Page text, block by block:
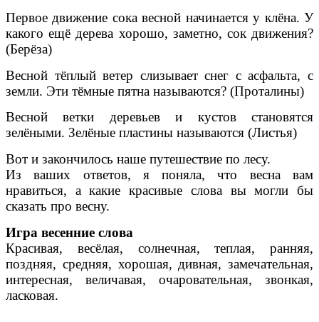
Первое движение сока весной начинается у клёна. У
какого ещё дерева хорошо, заметно, сок движения?
(Берёза)
Весной тёплый ветер слизывает снег с асфальта, с
земли. Эти тёмные пятна называются? (Проталины)
Весной ветки деревьев и кустов становятся
зелёными. Зелёные пластины называются (Листья)
Вот и закончилось наше путешествие по лесу.
Из ваших ответов, я поняла, что весна вам
нравиться, а какие красивые слова вы могли бы
сказать про весну.
Игра весенние слова
Красивая, весёлая, солнечная, теплая, ранняя,
поздняя, средняя, хорошая, дивная, замечательная,
интересная, величавая, очаровательная, звонкая,
ласковая.